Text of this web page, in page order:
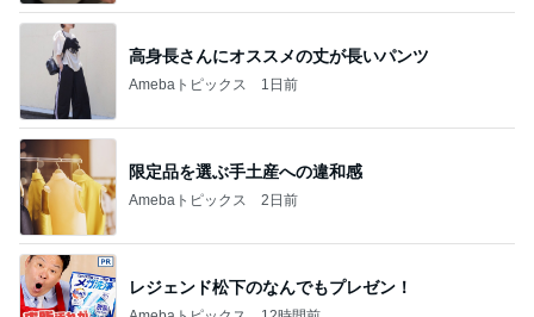
高身長さんにオススメの丈が長いパンツ
Amebaトピックス 1日前
限定品を選ぶ手土産への違和感
Amebaトピックス 2日前
レジェンド松下のなんでもプレゼン！